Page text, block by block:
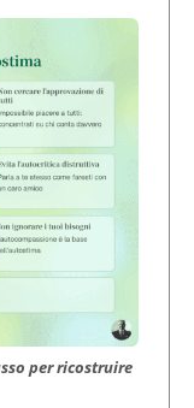
per ricostruire